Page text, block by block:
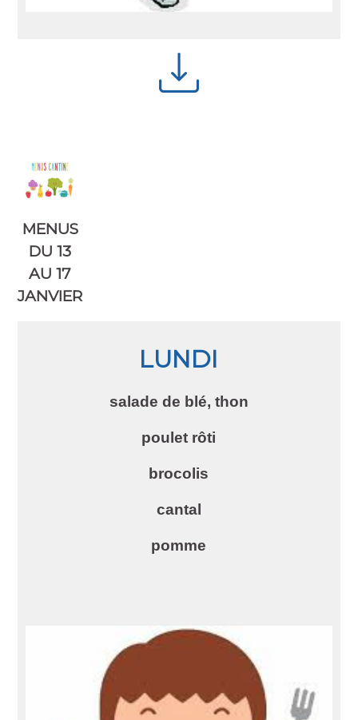
MENUS
DU 13
AU 17
JANVIER
LUNDI
salade de blé, thon
poulet rôti
brocolis
cantal
pomme